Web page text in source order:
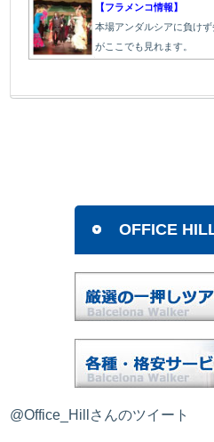
【フラメンコ情報】
本場アンダルシアに負け
がここでも見れます。
OFFICE
@Office_Hillさんのツイート